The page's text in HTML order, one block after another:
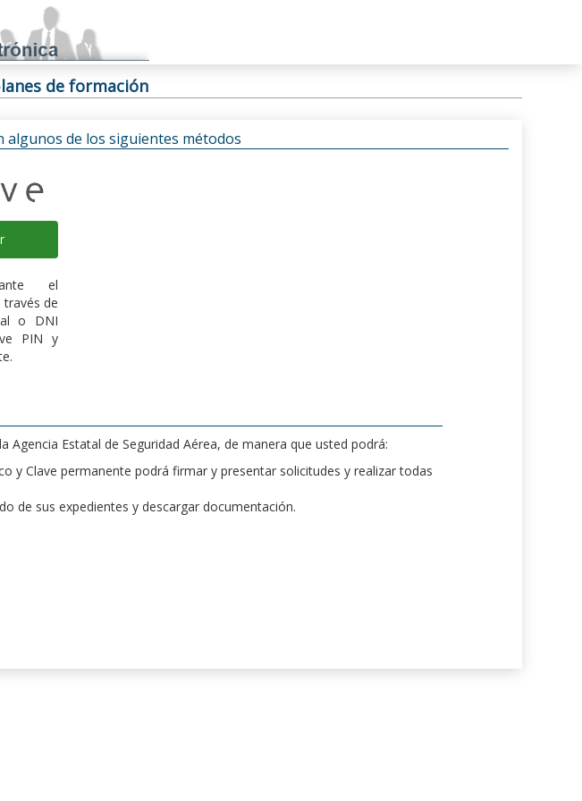
de formación
algunos de los siguientes métodos
el
través de
o DNI
PIN y
Estatal de Seguridad Aérea, de manera que usted podrá:
y Clave permanente podrá firmar y presentar solicitudes y realizar todas
de sus expedientes y descargar documentación.